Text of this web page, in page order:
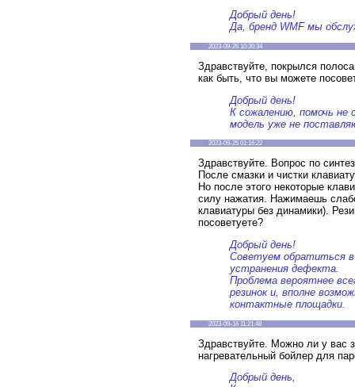
Добрый день!
Да, бренд WMF мы
2023-09-26 10:30:34
Здравствуйте, покрылся
как быть, что вы можете
Добрый день!
К сожалению, помочь
модель уже не
2023-09-25 01:16:22
Здравствуйте. Вопрос по
После смазки и чистки
Но после этого некоторые
силу нажатия. Нажимаешь
клавиатуры без динамики).
посоветуете?
Добрый день!
Советуем обратиться
устранения дефекта.
Проблема вероятнее
резинок и, вполне
контактные площадки.
2023-09-16 11:21:48
Здравствуйте. Можно ли у вас
нагревательный бойлер для
Добрый день,